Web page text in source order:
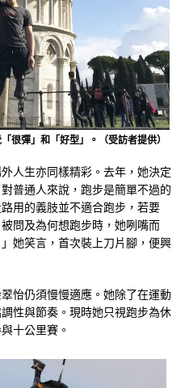
很彈」和「好型」。（受訪者提供）
人生亦同樣精彩。去年，她決定
普通人來說，跑步是簡單不過的
用的義肢並不適合跑步，若要
問及為何想跑步時，她咧嘴而
她笑言，首次裝上刀片腳，便興
怡仍須慢慢適應。她除了在運動
性與節奏。現時她只視跑步為休
十公里賽。